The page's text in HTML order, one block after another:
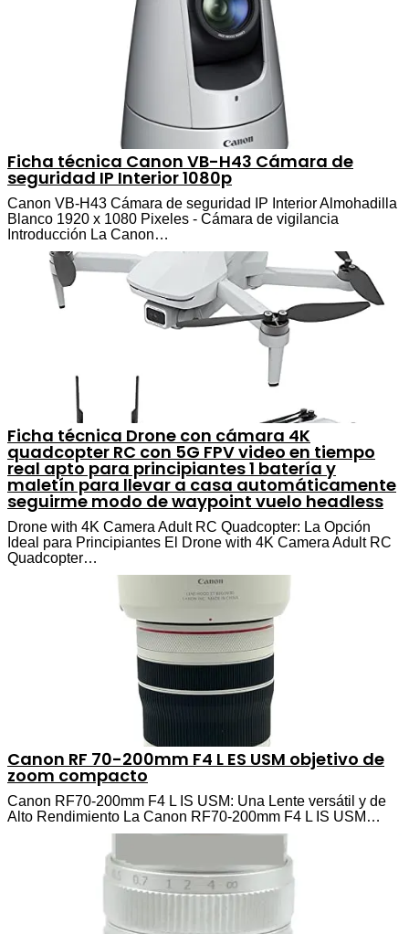
Ficha técnica Canon VB-H43 Cámara de
seguridad IP Interior 1080p
Canon VB-H43 Cámara de seguridad IP Interior Almohadilla
Blanco 1920 x 1080 Pixeles - Cámara de vigilancia
Introducción La Canon…
Ficha técnica Drone con cámara 4K
quadcopter RC con 5G FPV video en tiempo
real apto para principiantes 1 batería y
maletín para llevar a casa automáticamente
seguirme modo de waypoint vuelo headless
Drone with 4K Camera Adult RC Quadcopter: La Opción
Ideal para Principiantes El Drone with 4K Camera Adult RC
Quadcopter…
Canon RF 70-200mm F4 L ES USM objetivo de
zoom compacto
Canon RF70-200mm F4 L IS USM: Una Lente versátil y de
Alto Rendimiento La Canon RF70-200mm F4 L IS USM…